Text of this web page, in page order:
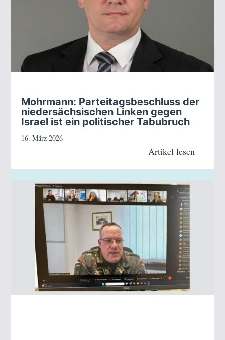
Mohrmann: Parteitagsbeschluss der
niedersächsischen Linken gegen
Israel ist ein politischer Tabubruch
16. März 2026
Artikel lesen